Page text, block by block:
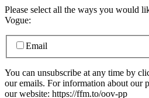
Please select all the ways you would
Vogue:
Email
You can unsubscribe at any time by
our emails. For information about our
our website: https://ffm.to/oov-pp